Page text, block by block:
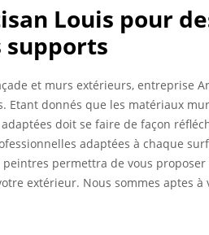
Louis pour
supports
et murs extérieurs, entreprise
donnés que les matériaux
doit se faire de façon
adaptées à chaque
permettra de vous
extérieur. Nous sommes aptes